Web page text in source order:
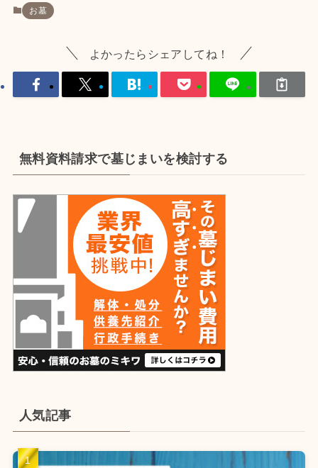
お墓
よかったらシェアしてね！
無料資料請求で墓じまいを検討する
人気記事